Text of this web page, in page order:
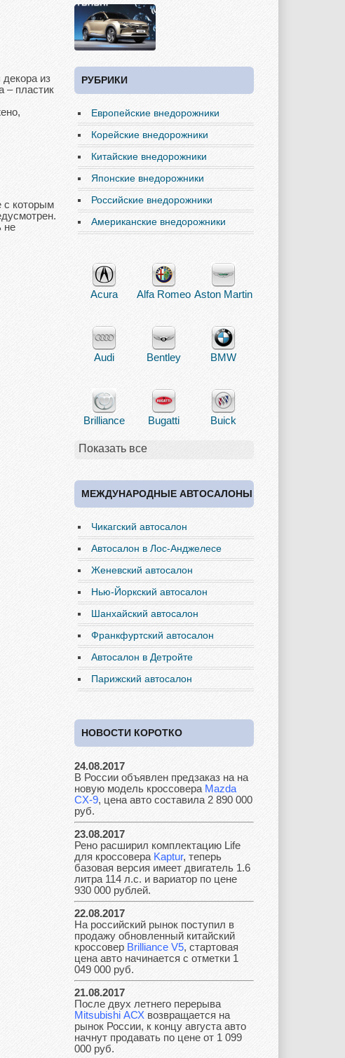
из
– пластик
с которым
не
РУБРИКИ
Европейские внедорожники
Корейские внедорожники
Китайские внедорожники
Японские внедорожники
Российские внедорожники
Американские внедорожники
Acura Alfa Romeo Aston Martin
Audi Bentley BMW
Brilliance Bugatti Buick
Cadillac Chery Chevrolet
Chrysler Citroen Dacia
Daewoo Dodge
Ferrari Fiat Ford
Great Wall GAC
Geely Holden Honda
Hyundai Infiniti JAC
Jaguar Jeep Kia
Lada
Land Rover
Показать все
МЕЖДУНАРОДНЫЕ АВТОСАЛОНЫ
Чикагский автосалон
Автосалон в Лос-Анджелесе
Женевский автосалон
Нью-Йоркский автосалон
Шанхайский автосалон
Франкфуртский автосалон
Автосалон в Детройте
Парижский автосалон
НОВОСТИ КОРОТКО
24.08.2017
В России объявлен предзаказ на на
новую модель кроссовера Mazda
CX-9, цена авто составила 2 890 000
руб.
23.08.2017
Рено расширил комплектацию Life
для кроссовера Kaptur, теперь
базовая версия имеет двигатель 1.6
литра 114 л.с. и вариатор по цене
930 000 рублей.
22.08.2017
На российский рынок поступил в
продажу обновленный китайский
кроссовер Brilliance V5, стартовая
цена авто начинается с отметки 1
049 000 руб.
21.08.2017
После двух летнего перерыва
Mitsubishi АСХ возвращается на
рынок России, к концу августа авто
начнут продавать по цене от 1 099
000 руб.